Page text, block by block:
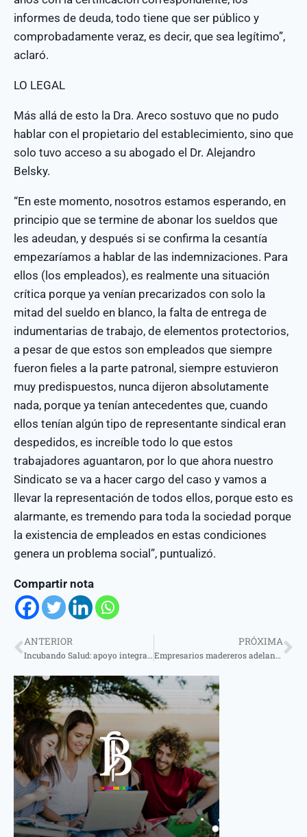
informes de deuda, todo tiene que ser público y
comprobadamente veraz, es decir, que sea legítimo”,
aclaró.
LO LEGAL
Más allá de esto la Dra. Areco sostuvo que no pudo
hablar con el propietario del establecimiento, sino que
solo tuvo acceso a su abogado el Dr. Alejandro
Belsky.
“En este momento, nosotros estamos esperando, en
principio que se termine de abonar los sueldos que
les adeudan, y después si se confirma la cesantía
empezaríamos a hablar de las indemnizaciones. Para
ellos (los empleados), es realmente una situación
crítica porque ya venían precarizados con solo la
mitad del sueldo en blanco, la falta de entrega de
indumentarias de trabajo, de elementos protectorios,
a pesar de que estos son empleados que siempre
fueron fieles a la parte patronal, siempre estuvieron
muy predispuestos, nunca dijeron absolutamente
nada, porque ya tenían antecedentes que, cuando
ellos tenían algún tipo de representante sindical eran
despedidos, es increíble todo lo que estos
trabajadores aguantaron, por lo que ahora nuestro
Sindicato se va a hacer cargo del caso y vamos a
llevar la representación de todos ellos, porque esto es
alarmante, es tremendo para toda la sociedad porque
la existencia de empleados en estas condiciones
genera un problema social”, puntualizó.
Compartir nota
ANTERIOR
Incubando Salud: apoyo integral a startups del sector salud en Argentina
PRÓXIMA
Empresarios madereros adelantaron que se analiza seriamente cerrar las puertas de un aserradero